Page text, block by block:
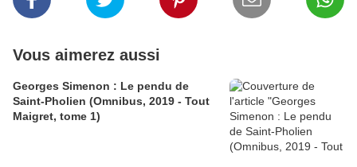
Vous aimerez aussi
Georges Simenon : Le pendu de
Saint-Pholien (Omnibus, 2019 - Tout
Maigret, tome 1)